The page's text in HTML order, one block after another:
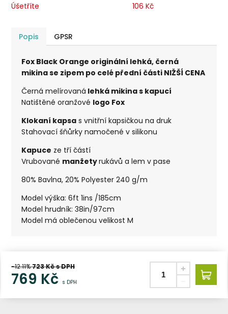
Úšetříte
106 Kč
Popis GPSR
Fox Black Orange originální lehká, černá
mikina se zipem po celé přední části NIŽŠÍ CENA
Černá melírovaná lehká mikina s kapucí
Natištěné oranžové logo Fox
Klokaní kapsa s vnitřní kapsičkou na druk
Stahovací šňůrky namočené v silikonu
Kapuce ze tří částí
Vrubované manžetyrukávů a lem v pase
80% Bavlna, 20% Polyester 240 g/m
Model výška: 6ft 1ins /185cm
Model hrudník: 38in/97cm
Model má oblečenou velikost M
-12.11%723Kč s DPH
769 Kč s DPH